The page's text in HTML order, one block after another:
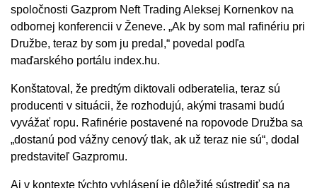
spoločnosti Gazprom Neft Trading Aleksej Kornenkov na
odbornej konferencii v Ženeve. „Ak by som mal rafinériu pri
Družbe, teraz by som ju predal,“ povedal podľa
maďarského portálu index.hu.
Konštatoval, že predtým diktovali odberatelia, teraz sú
producenti v situácii, že rozhodujú, akými trasami budú
vyvážať ropu. Rafinérie postavené na ropovode Družba sa
„dostanú pod vážny cenový tlak, ak už teraz nie sú“, dodal
predstaviteľ Gazpromu.
Aj v kontexte týchto vyhlásení je dôležité sústrediť sa na